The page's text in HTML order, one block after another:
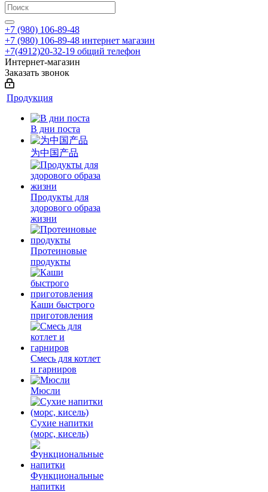
+7 (980) 106-89-48
+7 (980) 106-89-48 интернет магазин
+7(4912)20-32-19 общий телефон
Интернет-магазин
Заказать звонок
Продукция
В дни поста
为中国产品
Продукты для
здорового образа
жизни
Протеиновые
продукты
Каши быстрого
приготовления
Смесь для котлет
и гарниров
Мюсли
Сухие напитки
(морс, кисель)
Функциональные
напитки